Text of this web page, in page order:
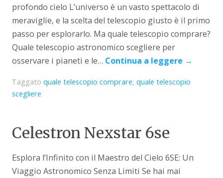
profondo cielo L’universo è un vasto spettacolo di
meraviglie, e la scelta del telescopio giusto è il primo
passo per esplorarlo. Ma quale telescopio comprare?
Quale telescopio astronomico scegliere per
osservare i pianeti e le… Continua a leggere →
Taggatoquale telescopio comprare,quale telescopio
scegliere
Celestron Nexstar 6se
Esplora l’Infinito con il Maestro del Cielo 6SE: Un
Viaggio Astronomico Senza Limiti Se hai mai